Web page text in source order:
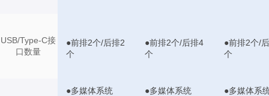
USB/Type-C接
口数量
●前排2个/后排2
个
●前排2个/后排4
个
●前排2个/
个
●多媒体系统
●多媒体系统
●多媒体系